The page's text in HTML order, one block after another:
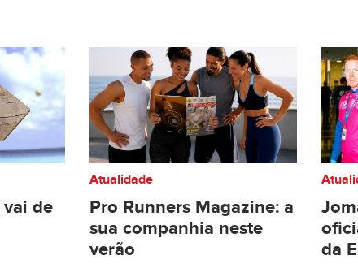
vai de
Atualidade
Pro Runners Magazine: a
sua companhia neste
verão
da